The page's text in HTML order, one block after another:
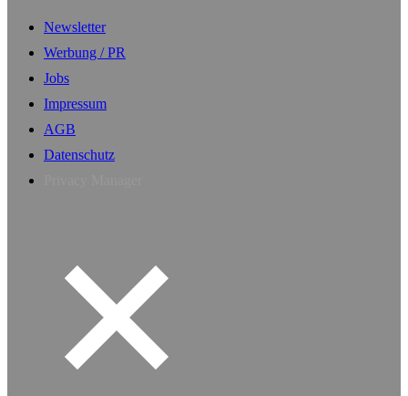
Newsletter
Werbung / PR
Jobs
Impressum
AGB
Datenschutz